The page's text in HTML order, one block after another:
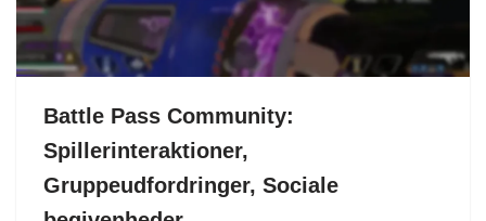
Battle Pass Community:
Spillerinteraktioner,
Gruppeudfordringer, Sociale